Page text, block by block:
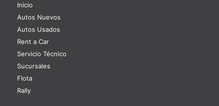
Inicio
Autos Nuevos
Autos Usados
Rent a Car
Servicio Técnico
Sucursales
Flota
Rally